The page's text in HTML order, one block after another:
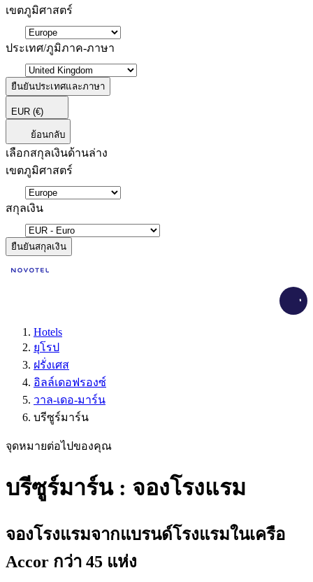
เขตภูมิศาสตร์
ประเทศ/ภูมิภาค-ภาษา
ยืนยันประเทศและภาษา
EUR (€)
ย้อนกลับ
เลือกสกุลเงินด้านล่าง
เขตภูมิศาสตร์
สกุลเงิน
ยืนยันสกุลเงิน
Hotels
ยุโรป
ฝรั่งเศส
อิลล์เดอฟรองซ์
วาล-เดอ-มาร์น
บรีซูร์มาร์น
จุดหมายต่อไปของคุณ
บรีซูร์มาร์น : จองโรงแรม
จองโรงแรมจากแบรนด์โรงแรมในเครือ
Accor กว่า 45 แห่ง